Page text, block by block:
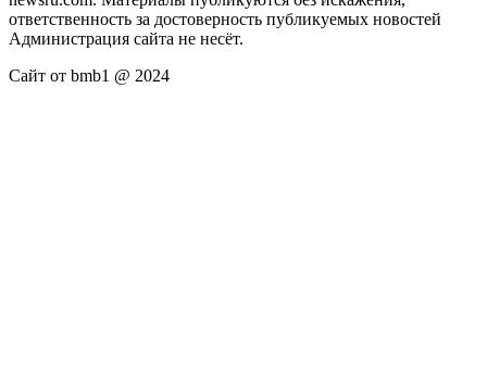
ответственность за достоверность публикуемых новостей
Администрация сайта не несёт.
Сайт от bmb1 @ 2024